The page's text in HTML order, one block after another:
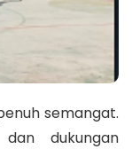
semangat.
dukungan